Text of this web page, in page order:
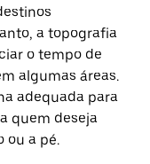
a topografia
o tempo de
algumas áreas.
adequada para
quem deseja
ou a pé.